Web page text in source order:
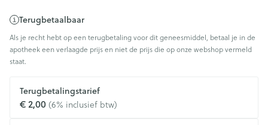
Terugbetaalbaar
Als je recht hebt op een terugbetaling voor dit geneesmiddel, betaal je in de
apotheek een verlaagde prijs en niet de prijs die op onze webshop vermeld
staat.
Terugbetalingstarief
€ 2,00(6% inclusief btw)